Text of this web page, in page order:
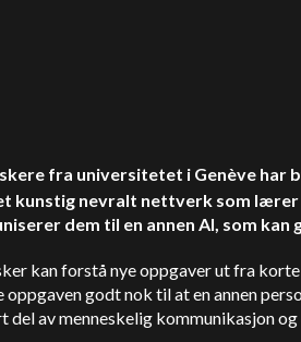
fra universitetet i Genève har
kunstig nevralt nettverk som
dem til en annen AI, som kan
kan forstå nye oppgaver ut fra
godt nok til at en annen
del av menneskelig kommunikasjon